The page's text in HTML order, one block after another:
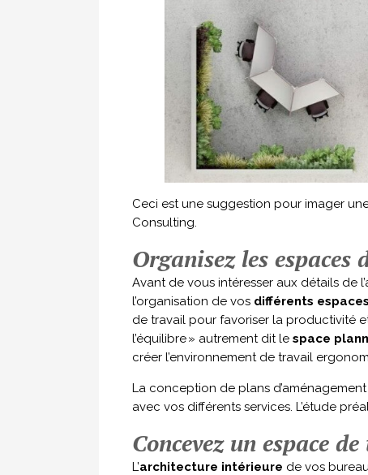
Ceci est une suggestion pour imager
Consulting.
Organisez les
Avant de vous intéresser aux détails de
l’organisation de vos différents
de travail pour favoriser la productivité
l’équilibre » autrement dit le space
créer l’environnement de travail
La conception de plans
avec vos différents services. L’étude
Concevez un espace
L’architecture intérieure de vos